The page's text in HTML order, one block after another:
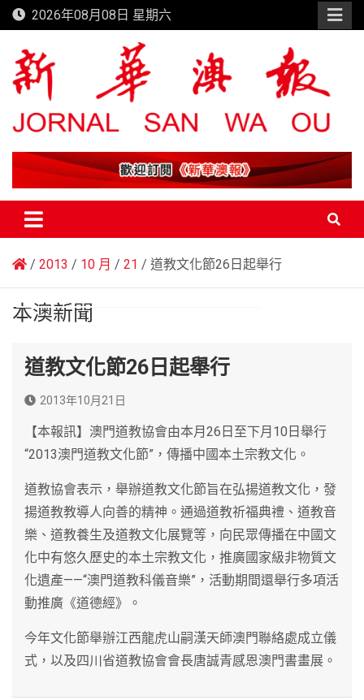
Skip
to
content
2026年08月08日 星期六
新華澳報
2013 10 月 21 道教文化節26日起舉行
本澳新聞
道教文化節26日起舉行
2013年10月21日
【本報訊】澳門道教協會由本月26日至下月10日舉行
“2013澳門道教文化節”，傳播中國本土宗教文化。
道教協會表示，舉辦道教文化節旨在弘揚道教文化，發
揚道教教導人向善的精神。通過道教祈福典禮、道教音
樂、道教養生及道教文化展覽等，向民眾傳播在中國文
化中有悠久歷史的本土宗教文化，推廣國家級非物質文
化遺產——“澳門道教科儀音樂”，活動期間還舉行多項活
動推廣《道德經》。
今年文化節舉辦江西龍虎山嗣漢天師澳門聯絡處成立儀
式，以及四川省道教協會會長唐誠青感恩澳門書畫展。